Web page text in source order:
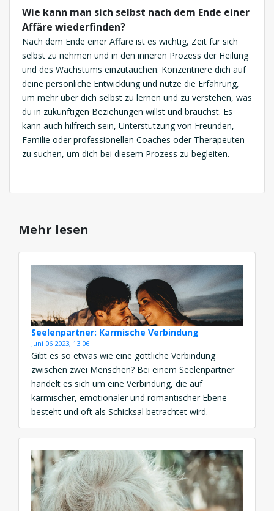
Wie kann man sich selbst nach dem Ende einer
Affäre wiederfinden?
Nach dem Ende einer Affäre ist es wichtig, Zeit für sich
selbst zu nehmen und in den inneren Prozess der Heilung
und des Wachstums einzutauchen. Konzentriere dich auf
deine persönliche Entwicklung und nutze die Erfahrung,
um mehr über dich selbst zu lernen und zu verstehen, was
du in zukünftigen Beziehungen willst und brauchst. Es
kann auch hilfreich sein, Unterstützung von Freunden,
Familie oder professionellen Coaches oder Therapeuten
zu suchen, um dich bei diesem Prozess zu begleiten.
Mehr lesen
Seelenpartner: Karmische Verbindung
Juni 06 2023, 13:06
Gibt es so etwas wie eine göttliche Verbindung
zwischen zwei Menschen? Bei einem Seelenpartner
handelt es sich um eine Verbindung, die auf
karmischer, emotionaler und romantischer Ebene
besteht und oft als Schicksal betrachtet wird.
Seelenpartner sind Menschen, die unseren Geist auf
allen Ebenen berühren und uns helfen, vollständiger
und zufriedener zu sein. Es ist wichtig […]